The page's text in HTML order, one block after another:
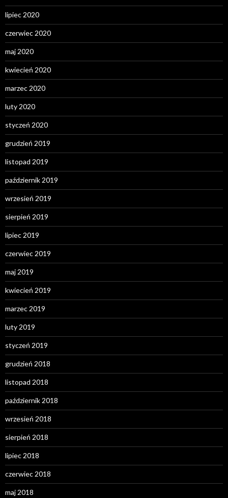
lipiec 2020
czerwiec 2020
maj 2020
kwiecień 2020
marzec 2020
luty 2020
styczeń 2020
grudzień 2019
listopad 2019
październik 2019
wrzesień 2019
sierpień 2019
lipiec 2019
czerwiec 2019
maj 2019
kwiecień 2019
marzec 2019
luty 2019
styczeń 2019
grudzień 2018
listopad 2018
październik 2018
wrzesień 2018
sierpień 2018
lipiec 2018
czerwiec 2018
maj 2018